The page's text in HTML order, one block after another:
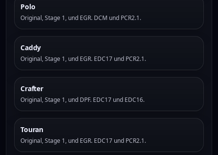
Polo
Original, Stage 1, und EGR. DCM und PCR2.1.
Caddy
Original, Stage 1, und EGR. EDC17 und PCR2.1.
Crafter
Original, Stage 1, und DPF. EDC17 und EDC16.
Touran
Original, Stage 1, und EGR. EDC17 und PCR2.1.